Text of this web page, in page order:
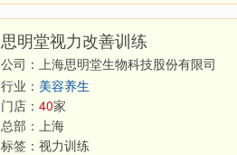
思明堂视力改善训练
公司：上海思明堂生物科技股份有限司
行业： 美容养生
门店： 40家
总部： 上海
标签： 视力训练